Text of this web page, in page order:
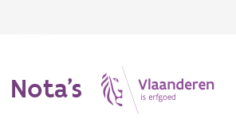
Nota's